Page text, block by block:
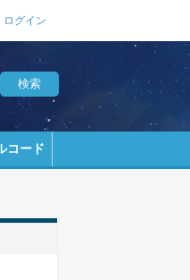
ログイン
コード